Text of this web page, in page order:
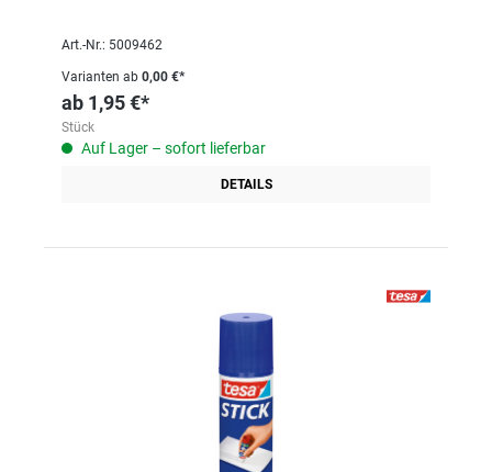
Art.-Nr.: 5009462
Varianten ab 0,00 €*
ab 1,95 €*
Stück
Auf Lager – sofort lieferbar
DETAILS